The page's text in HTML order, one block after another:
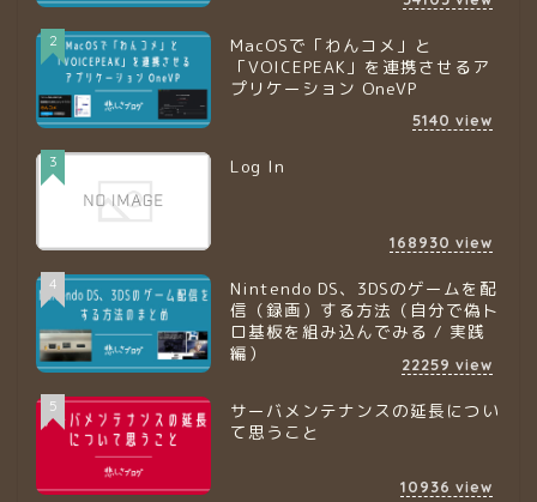
2
MacOSで「わんコメ」と
「VOICEPEAK」を連携させるア
プリケーション OneVP
5140 view
3 Log In
168930 view
4
Nintendo DS、3DSのゲームを配
信（録画）する方法（自分で偽ト
ロ基板を組み込んでみる / 実践
編）
22259 view
5
サーバメンテナンスの延長につい
て思うこと
10936 view